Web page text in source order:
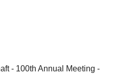
- 100th Annual Meeting -